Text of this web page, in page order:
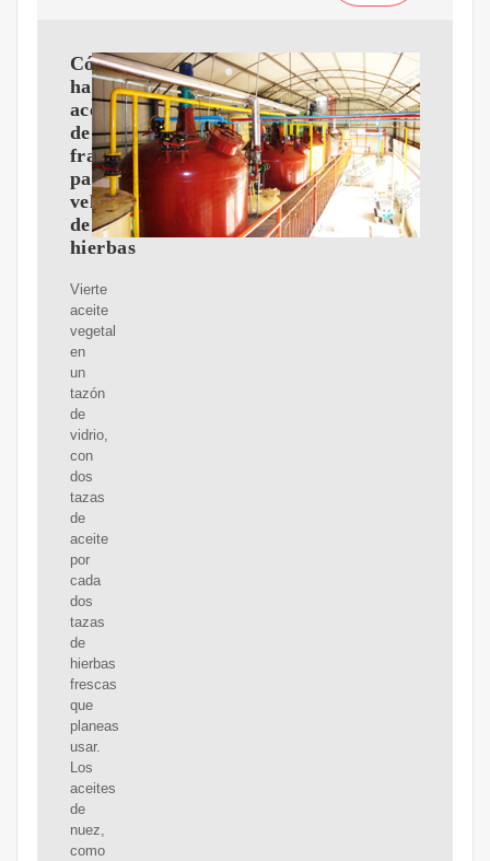
Cómo
hacer
aceite
de
fragancia
para
velas
de
hierbas
Vierte
aceite
vegetal
en
un
tazón
de
vidrio,
con
dos
tazas
de
aceite
por
cada
dos
tazas
de
hierbas
frescas
que
planeas
usar.
Los
aceites
de
nuez,
como